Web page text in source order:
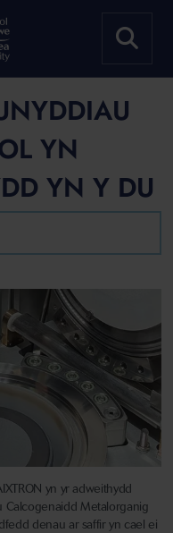
YN
YN Y DU
yn yr adweithydd
Calcogenaidd Metalorganig
denau ar saffir yn cael ei